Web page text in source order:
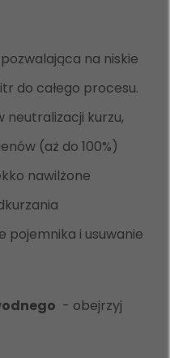
na niskie
do całego procesu.
neutralizacji kurzu,
(aż do 100%)
nawilżone
pojemnika i usuwanie
- obejrzyj